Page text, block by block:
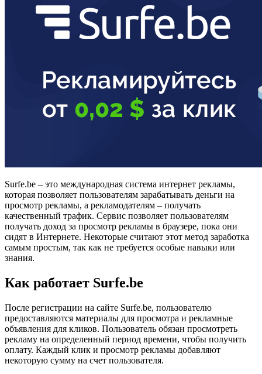
Surfe.be – это международная система интернет рекламы,
которая позволяет пользователям зарабатывать деньги на
просмотр рекламы, а рекламодателям – получать
качественный трафик. Сервис позволяет пользователям
получать доход за просмотр рекламы в браузере, пока они
сидят в Интернете. Некоторые считают этот метод заработка
самым простым, так как не требуется особые навыки или
знания.
Как работает Surfe.be
После регистрации на сайте Surfe.be, пользователю
предоставляются материалы для просмотра и рекламные
объявления для кликов. Пользователь обязан просмотреть
рекламу на определенный период времени, чтобы получить
оплату. Каждый клик и просмотр рекламы добавляют
некоторую сумму на счет пользователя.